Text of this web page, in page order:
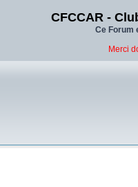
CFCCAR -
Ce Forum
Merci